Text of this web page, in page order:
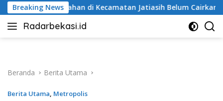
Langsung
ke
konten
Breaking News
di Kecamatan Jatiasih Belum Cairkan Dana RW Bekasi Keren
Radarbekasi.id
Berita
Beranda
Berita Utama
Berita Utama, Metropolis